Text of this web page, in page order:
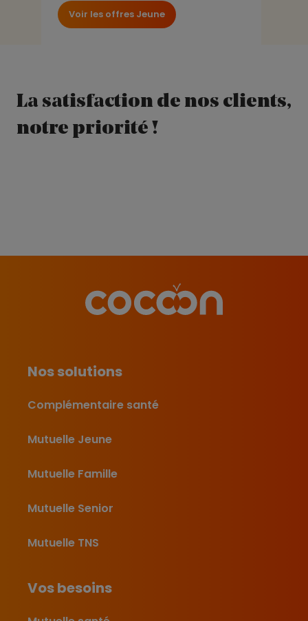
Voir les offres Jeune
La satisfaction de nos clients,
notre priorité !
Nos solutions
Complémentaire santé
Mutuelle Jeune
Mutuelle Famille
Mutuelle Senior
Mutuelle TNS
Vos besoins